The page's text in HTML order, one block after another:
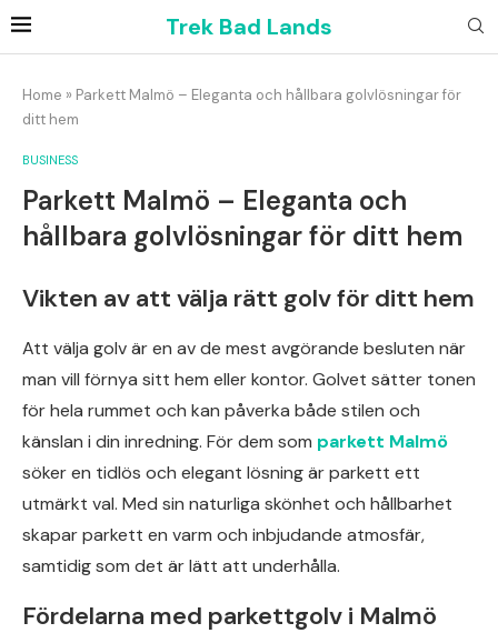
Trek Bad Lands
Home » Parkett Malmö – Eleganta och hållbara golvlösningar för
ditt hem
BUSINESS
Parkett Malmö – Eleganta och
hållbara golvlösningar för ditt hem
Vikten av att välja rätt golv för ditt hem
Att välja golv är en av de mest avgörande besluten när
man vill förnya sitt hem eller kontor. Golvet sätter tonen
för hela rummet och kan påverka både stilen och
känslan i din inredning. För dem som parkett Malmö
söker en tidlös och elegant lösning är parkett ett
utmärkt val. Med sin naturliga skönhet och hållbarhet
skapar parkett en varm och inbjudande atmosfär,
samtidig som det är lätt att underhålla.
Fördelarna med parkettgolv i Malmö